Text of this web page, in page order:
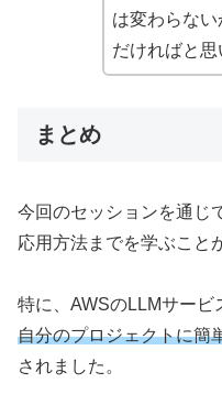
は変わらな
だければと思
まとめ
今回のセッションを通じ
応用方法までを学ぶこと
特に、AWSのLLMサービ
自分のプロジェクトに簡
されました。